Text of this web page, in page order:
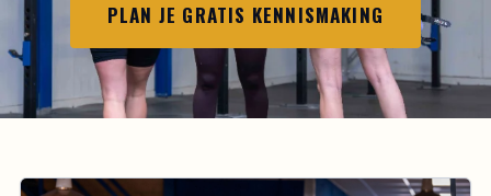
PLAN JE GRATIS KENNISMAKING